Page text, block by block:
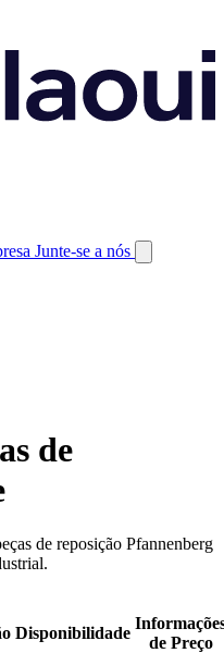
Junte-se a nós
de
de reposição Pfannenberg
Disponibilidade
de Preço